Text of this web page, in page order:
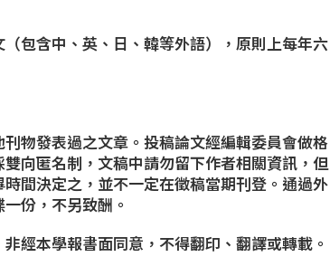
包含中、英、日、韓等外語），原則上每年六
物發表過之文章。投稿論文經編輯委員會做格
向匿名制， 文稿中請勿留下作者相關資訊 ，但
間決定之，並不一定在徵稿當期刊登。通過外
份，不另致酬。
經本學報書面同意，不得翻印、翻譯或轉載。